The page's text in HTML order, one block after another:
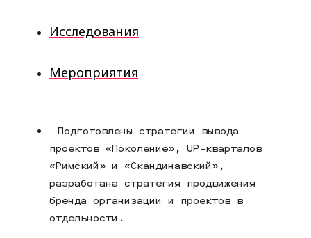
Исследования
Мероприятия
Подготовлены стратегии вывода
проектов «Поколение», UP-кварталов
«Римский» и «Скандинавский»,
разработана стратегия продвижения
бренда организации и проектов в
отдельности.